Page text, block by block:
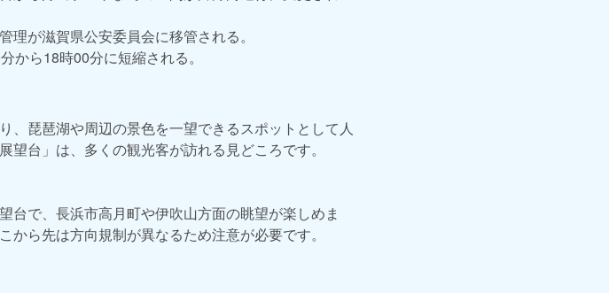
が滋賀県公安委員会に移管される。
から18時00分に短縮される。
、琵琶湖や周辺の景色を一望できるスポットとして人
台」は、多くの観光客が訪れる見どころです。
台で、長浜市高月町や伊吹山方面の眺望が楽しめま
ら先は方向規制が異なるため注意が必要です。